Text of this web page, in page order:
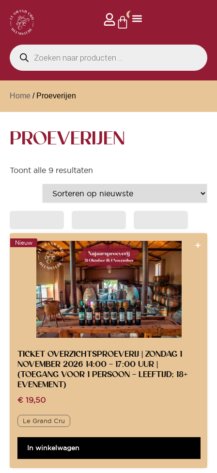
0
Home / Proeverijen
PROEVERIJEN
Toont alle 9 resultaten
Nieuw
TICKET OVERZICHTSPROEVERIJ | ZONDAG 1
NOVEMBER 2026 14:00 – 17:00 UUR |
(TOEGANG VOOR 1 PERSOON – LEEFTIJD; 18+
EVENEMENT)
€ 19,50
Le Grand Cru
In winkelwagen